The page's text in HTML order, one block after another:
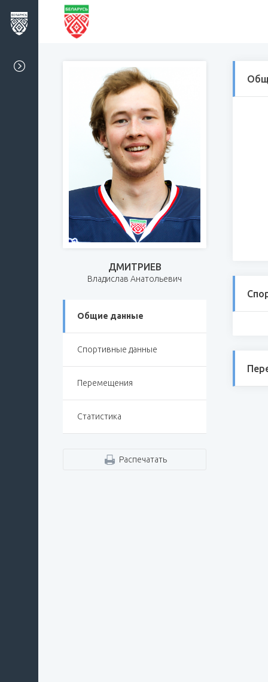
ДМИТРИЕВ
Владислав Анатольевич
Общие данные
Спортивные данные
Перемещения
Статистика
Распечатать